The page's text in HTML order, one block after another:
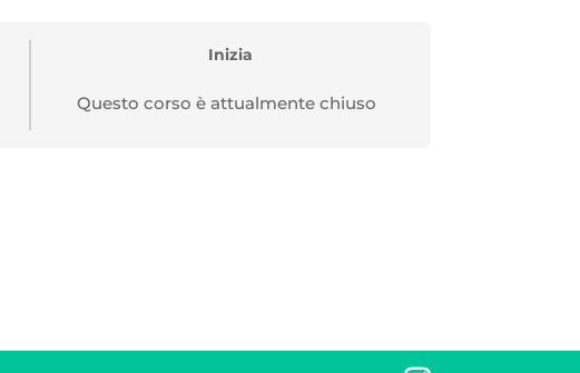
Inizia
Questo corso è attualmente chiuso